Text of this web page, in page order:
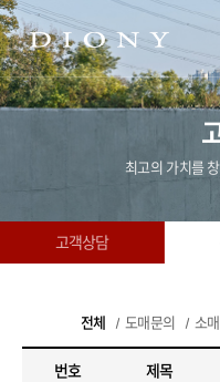
최고의 가치를
고객상담
전체 도매문의 소
번호 제목